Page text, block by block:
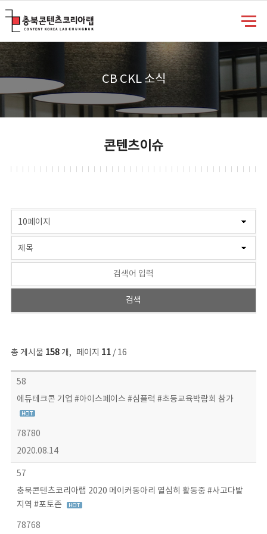
CB CKL 소식
콘텐츠이슈
총 게시물 158개, 페이지 11/ 16
콘텐츠이슈 목록 - 번호, 제목, 작성자, 파일, 조회수, 작성일 정보 제공
58
에듀테크콘 기업 #아이스페이스 #심플럭 #초등교육박람회 참가
78780
2020.08.14
57
충북콘텐츠코리아랩 2020 메이커동아리 열심히 활동중 #사고다발
지역 #포토존
78768